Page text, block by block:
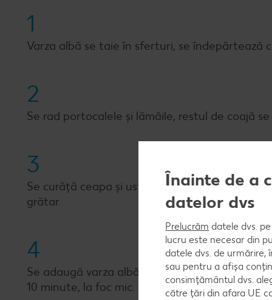
1
Varza albă se taie în sferturi, se îndepărtează
2
Se rad portocalele și lămâile, restul de coajă
3
Se curăță ceapa și usturoiul, se taie cubulețe
grătar.
4
Se adaugă varza albă, se rumenește cu
10 minute, la foc mic.
Înainte de a
datelor dvs
Prelucrăm datele dvs.
lucru este necesar din
datele dvs. de urmărire,
sau pentru a afișa
consimțământul dvs.
către țări din afara UE